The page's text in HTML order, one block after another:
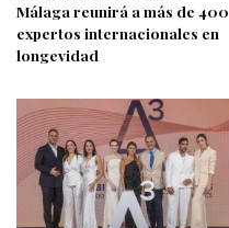
Málaga reunirá a más de 400
expertos internacionales en
longevidad